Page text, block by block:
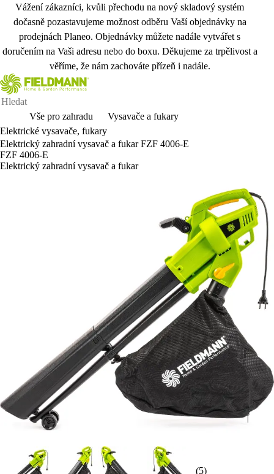
Vážení zákazníci, kvůli přechodu na nový skladový systém
dočasně pozastavujeme možnost odběru Vaší objednávky na
prodejnách Planeo. Objednávky můžete nadále vytvářet s
doručením na Vaši adresu nebo do boxu. Děkujeme za trpělivost a
věříme, že nám zachováte přízeň i nadále.
Vše pro zahradu
Vysavače a fukary
Elektrické vysavače, fukary
Elektrický zahradní vysavač a fukar FZF 4006-E
FZF 4006-E
Elektrický zahradní vysavač a fukar
(5)